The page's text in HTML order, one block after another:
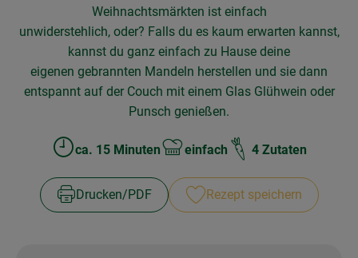
Geschäftskunden
Weihnachtsmärkten ist einfach
unwiderstehlich, oder? Falls du es kaum erwarten kannst,
kannst du ganz einfach zu Hause deine
eigenen gebrannten Mandeln herstellen und sie dann
entspannt auf der Couch mit einem Glas Glühwein oder
Punsch genießen.
Zubreitungszeit:
ca. 15 Minuten
Schwierigkeit:
einfach 4 Zutaten
Drucken​/​PDF Rezept speichern